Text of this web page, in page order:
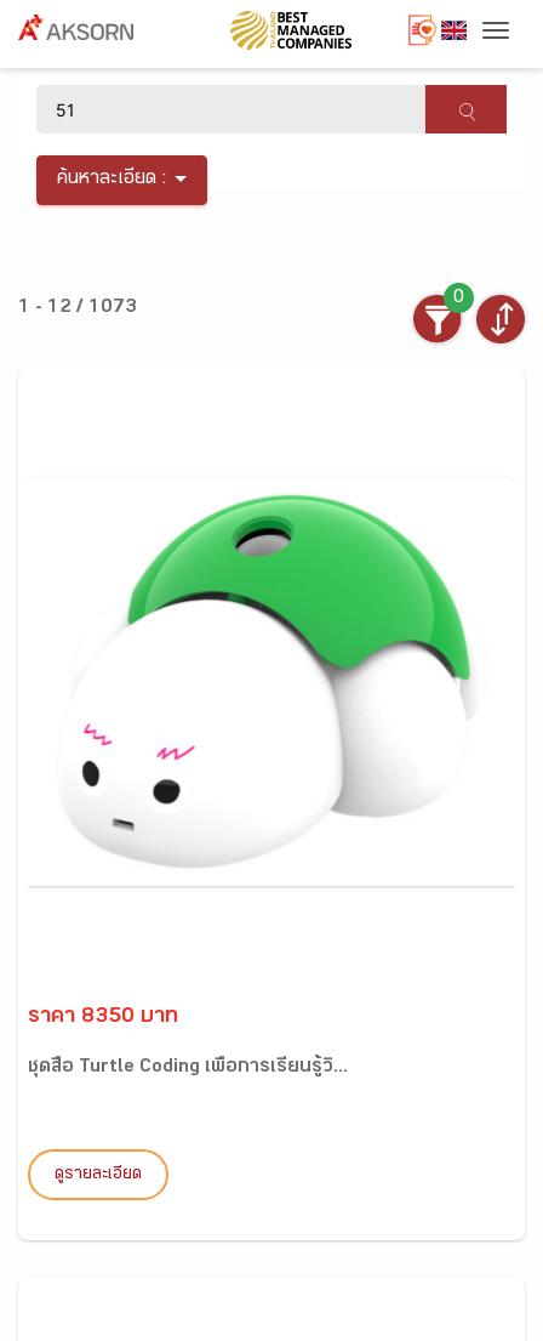
ค้นหาละเอียด :
1 - 12 / 1073
0
ราคา 8350 บาท
ชุดสื่อ Turtle Coding เพื่อการเรียนรู้วิ...
ดูรายละเอียด